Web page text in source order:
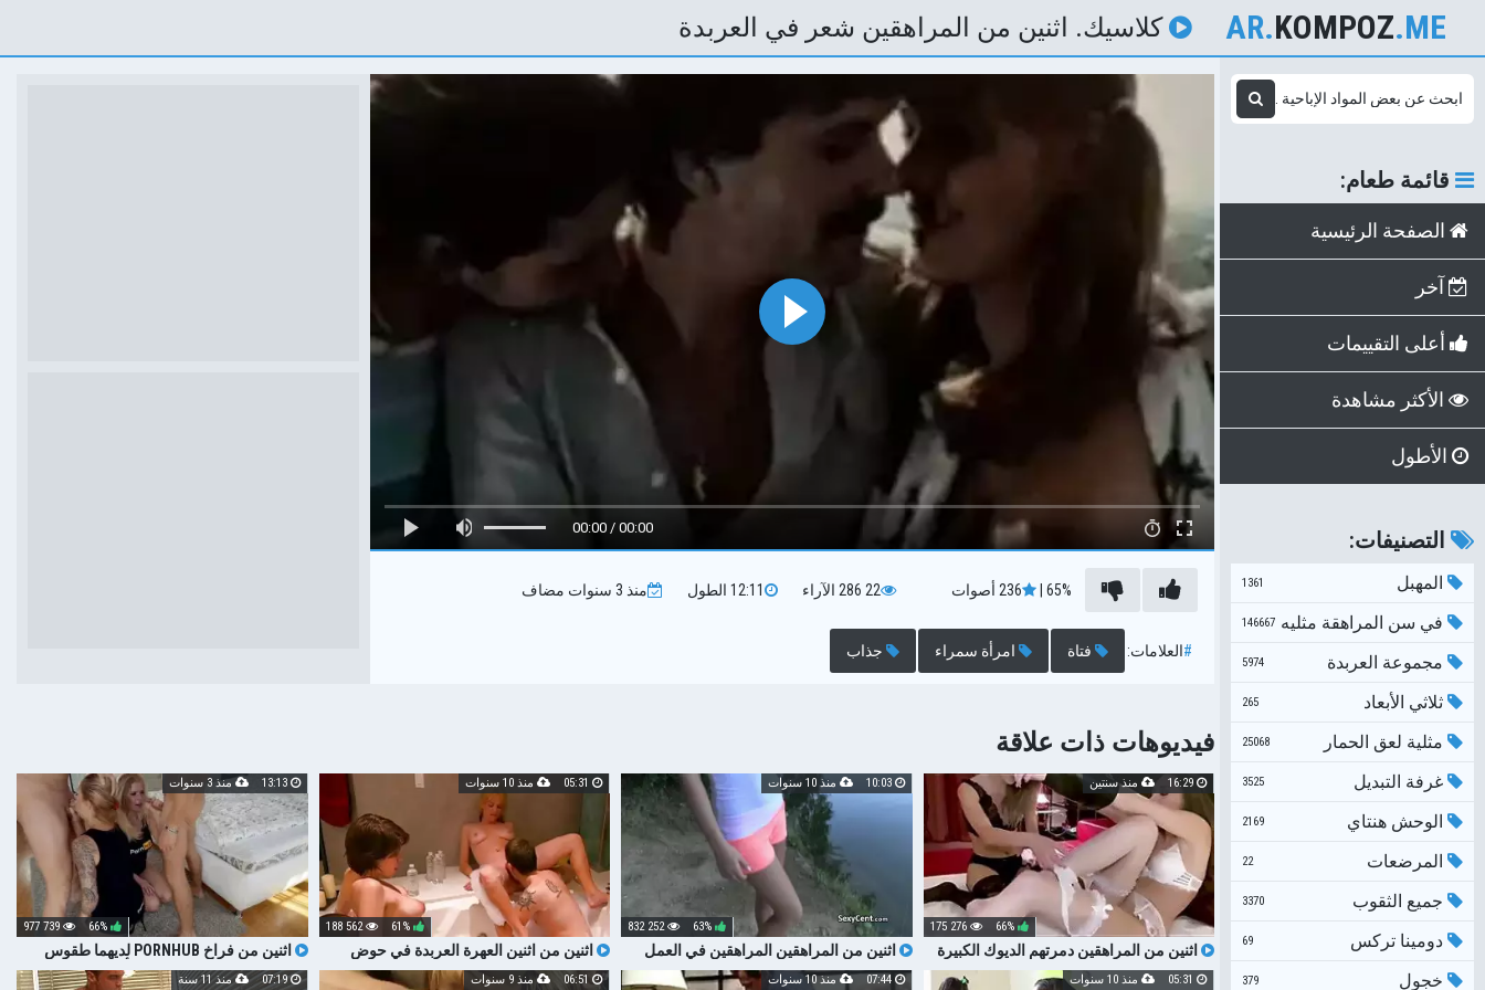
AR.KOMPOZ.ME كلاسيك. اثنين من المراهقين شعر في العربدة
00:00 / 00:00
65%
236 أصوات 22 286 الآراء 12:11 الطول منذ 3 سنوات مضاف
#العلامات: فتاة امرأة سمراء جذاب
فيديوهات ذات علاقة
اثنين من المراهقين دمرتهم الديوك الكبيرة
في العربدة محلية الصنع الحقيقية
66%
276 175
منذ سنتين
اثنين من المراهقين المراهقين في العمل
مثليه
252 832
10:03 منذ 10 سنوات
اثنين من اثنين العهرة العربدة في حوض
الاستحمام
61%
562 188
منذ 10 سنوات
اثنين من فراخ PORNHUB لديهما طقوس
العربدة الحلق العميق تقاسم أزواجهن الجزء 2
13:13 منذ 3 سنوات
منذ 10 سنوات 07:44 منذ 10 سنوات منذ 9 سنوات 07:19 منذ 11 سنة
قائمة طعام:
الصفحة الرئيسية
آخر
أعلى التقييمات
الأكثر مشاهدة
الأطول
التصنيفات:
المهبل 1361
في سن المراهقة مثليه 146667
مجموعة العربدة 5974
ثلاثي الأبعاد 265
مثلية لعق الحمار 25068
غرفة التبديل 3525
الوحش هنتاي 2169
المرضعات 22
جميع الثقوب 3370
دومينا تركس 69
خجول 379